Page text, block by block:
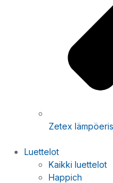
Zetex
Luettelot
Kaikki luettelot
Happich